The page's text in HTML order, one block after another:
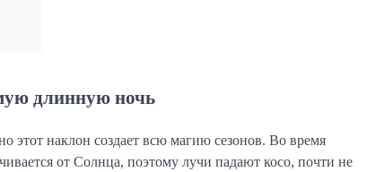
длинную ночь
этот наклон создает всю магию сезонов. Во время
от Солнца, поэтому лучи падают косо, почти не